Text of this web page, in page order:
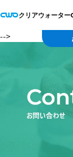
クリアウォータ
-->